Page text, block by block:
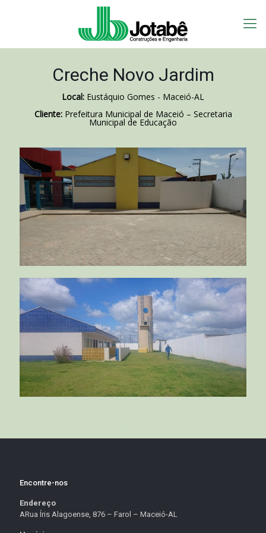
Creche Novo Jardim
Local: Eustáquio Gomes - Maceió-AL
Cliente:Prefeitura Municipal de Maceió – Secretaria
Municipal de Educação
Encontre-nos
Endereço
ARua Íris Alagoense, 876 – Farol – Maceió-AL